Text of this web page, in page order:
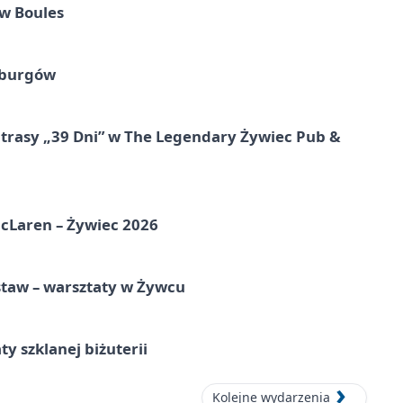
Boules
„39 Dni” w The Legendary Żywiec Pub &
– Żywiec 2026
– warsztaty w Żywcu
szklanej biżuterii
Kolejne wydarzenia